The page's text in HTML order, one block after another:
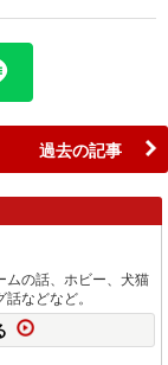
過去の記事
ムの話、ホビー、犬猫
などなど。